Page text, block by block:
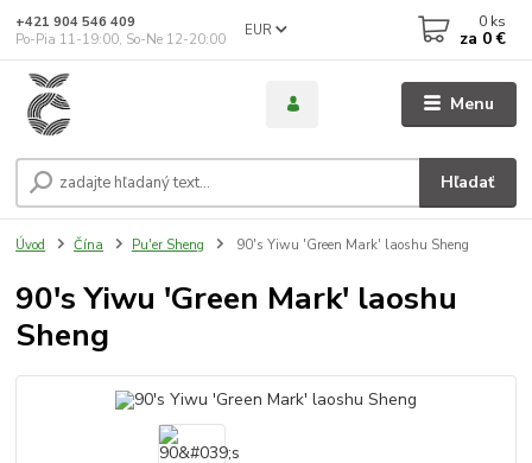
Menu
EUR
Hľadať
+421 904 546 409
Po-Pia 11-19:00, So-Ne 12-20:00
0 ks
za 0 €
Úvod Čína Pu'er Sheng 90's Yiwu 'Green Mark' laoshu Sheng
90's Yiwu 'Green Mark' laoshu
Sheng